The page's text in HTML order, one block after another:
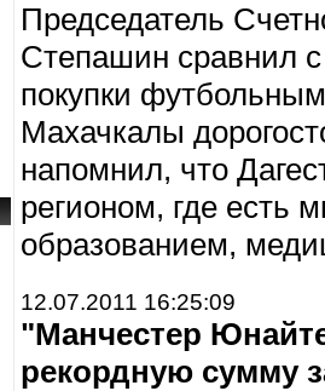
Председатель
Степашин сравнил
покупки
Махачкалы
напомнил, что
регионом, где есть
образованием,
12.07.2011 16:25:09
"Манчестер
рекордную сумму